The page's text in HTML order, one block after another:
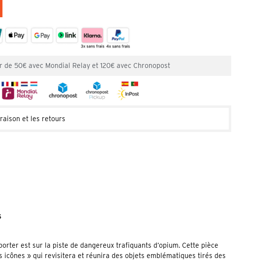
50€ avec Mondial Relay et 120€ avec Chronopost
et les retours
est sur la piste de dangereux trafiquants d’opium. Cette pièce
icônes » qui revisitera et réunira des objets emblématiques tirés des